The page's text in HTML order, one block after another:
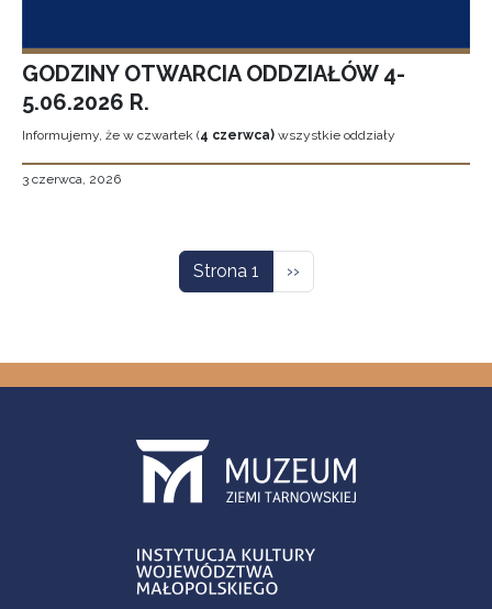
GODZINY OTWARCIA ODDZIAŁÓW 4-
5.06.2026 R.
Informujemy, że w czwartek (4 czerwca) wszystkie oddziały
3 czerwca, 2026
Strona 1 Następna strona
››